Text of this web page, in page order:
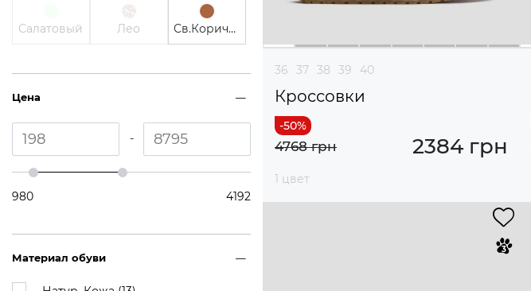
Салатовый Лео Св.Коричневый
Цена
-
980 4192
Материал обуви
36 37 38 39 40
Кроссовки
2384 грн
4768 грн
1 цвет